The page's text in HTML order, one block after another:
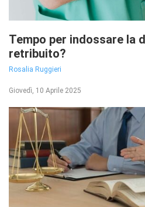
Tempo per indossare la
retribuito?
Rosalia Ruggieri
Giovedì, 10 Aprile 2025